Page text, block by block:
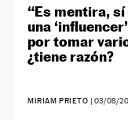
“Es mentira,
una
por tomar
¿tiene razón?
MIRIAM PRIETO | 03/08/